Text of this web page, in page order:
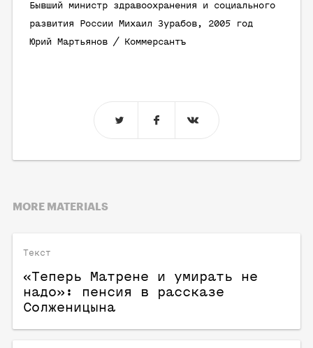
Бывший министр здравоохранения и социального
развития России Михаил Зурабов, 2005 год
Юрий Мартьянов / Коммерсантъ
MORE MATERIALS
Текст
«Теперь Матрене и умирать не
надо»: пенсия в рассказе
Солженицына